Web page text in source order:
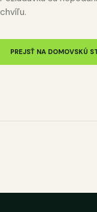
chvíľu.
PREJSŤ NA DOMOVSKÚ